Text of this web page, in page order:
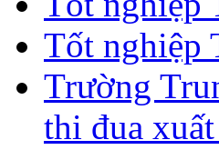
Tốt nghiệp
Trường
thi đua xuất